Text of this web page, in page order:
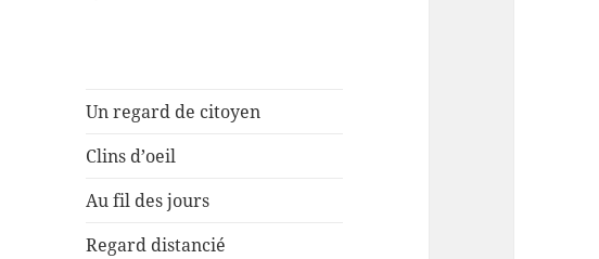
Un regard de citoyen
Clins d’oeil
Au fil des jours
Regard distancié